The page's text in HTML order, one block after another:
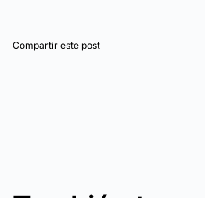
Compartir este post